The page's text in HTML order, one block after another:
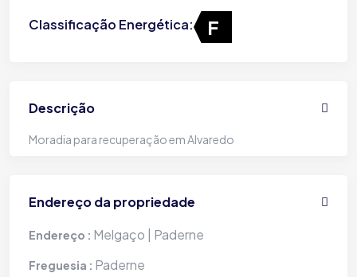
Classificação Energética: F
Descrição
Moradia para recuperação em Alvaredo
Endereço da propriedade
Endereço : Melgaço | Paderne
Freguesia : Paderne